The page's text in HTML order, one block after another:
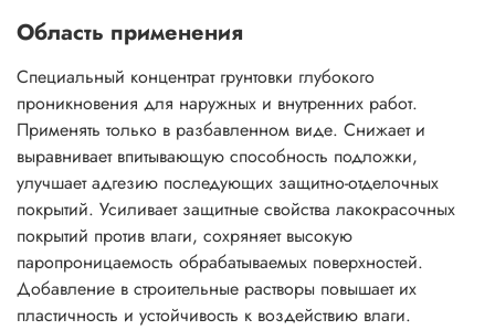
Область применения
Специальный концентрат грунтовки глубокого
проникновения для наружных и внутренних работ.
Применять только в разбавленном виде. Снижает и
выравнивает впитывающую способность подложки,
улучшает адгезию последующих защитно-отделочных
покрытий. Усиливает защитные свойства лакокрасочных
покрытий против влаги, сохряняет высокую
паропроницаемость обрабатываемых поверхностей.
Добавление в строительные растворы повышает их
пластичность и устойчивость к воздействию влаги.